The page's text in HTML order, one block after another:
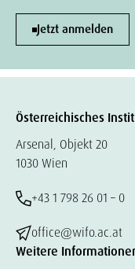
Jetzt anmelden
Österreichisches
Arsenal, Objekt 20
1030 Wien
+43 1 798 26 01 – 0
office@wifo.ac.at
Weitere